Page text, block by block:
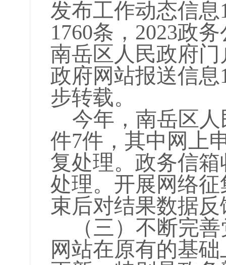
发布工作动态信息
1760条，2023政
南岳区人民政府
政府网站报送信
步转载。
今年，南岳区
件7件，其中网上
复处理。政务信
处理。开展网络
束后对结果数据
（三）不断完
网站在原有的基